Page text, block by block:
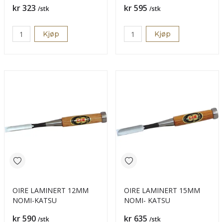
Pris
kr 323 /stk
Kjøp
Pris
kr 595 /stk
Kjøp
OIRE LAMINERT 12MM
NOMI-KATSU
Pris
kr 590 /stk
OIRE LAMINERT 15MM
NOMI- KATSU
Pris
kr 635 /stk